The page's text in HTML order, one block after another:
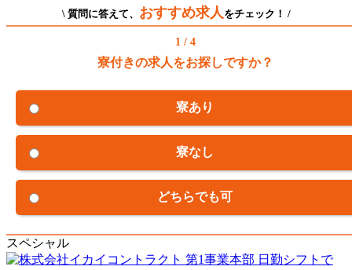
\ 質問に答えて、 おすすめ求人 をチェック！ /
1 / 4
寮付きの求人をお探しですか？
寮あり
寮なし
どちらでも可
スペシャル